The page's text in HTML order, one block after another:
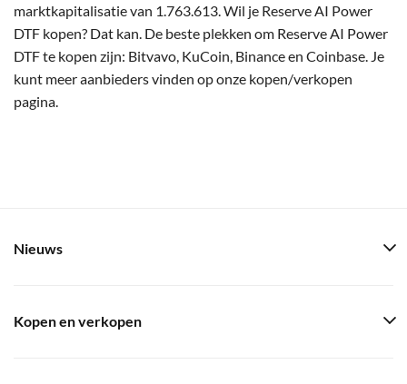
marktkapitalisatie van 1.763.613. Wil je Reserve AI Power
DTF kopen? Dat kan. De beste plekken om Reserve AI Power
DTF te kopen zijn: Bitvavo, KuCoin, Binance en Coinbase. Je
kunt meer aanbieders vinden op onze kopen/verkopen
pagina.
Nieuws
Kopen en verkopen